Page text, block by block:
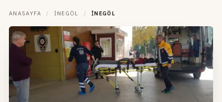
ANASAYFA / İNEGÖL / İNEGÖL